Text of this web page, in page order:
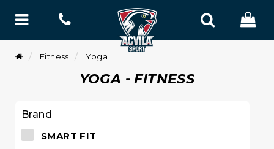
Fitness Yoga
YOGA - FITNESS
Brand
SMART FIT